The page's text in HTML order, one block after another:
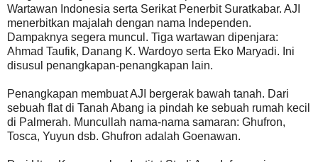
Wartawan Indonesia serta Serikat Penerbit Suratkabar. AJI
menerbitkan majalah dengan nama Independen.
Dampaknya segera muncul. Tiga wartawan dipenjara:
Ahmad Taufik, Danang K. Wardoyo serta Eko Maryadi. Ini
disusul penangkapan-penangkapan lain.
Penangkapan membuat AJI bergerak bawah tanah. Dari
sebuah flat di Tanah Abang ia pindah ke sebuah rumah kecil
di Palmerah. Muncullah nama-nama samaran: Ghufron,
Tosca, Yuyun dsb. Ghufron adalah Goenawan.